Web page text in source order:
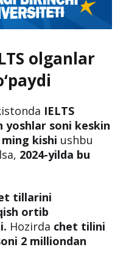
olganlar
IELTS
yoshlar soni keskin
ming kishi ushbu
2024-yilda bu
tillarini
ortib
Hozirda chet tilini
2 milliondan